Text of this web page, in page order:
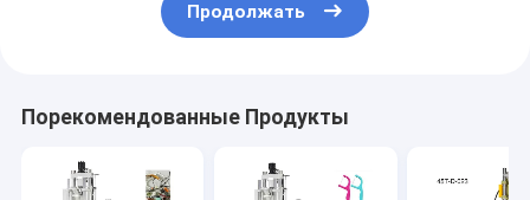
Продолжать
Порекомендованные Продукты